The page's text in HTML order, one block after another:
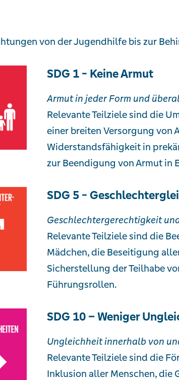
von der Jugendhilfe bis zur
SDG 1 - Keine Armut
Armut in jeder Form und
Relevante Teilziele sind die
einer breiten Versorgung von
Widerstandsfähigkeit in
zur Beendigung von Armut in
SDG 5 -
Geschlechtergerechtigkeit
Relevante Teilziele sind die
Mädchen, die Beseitigung
Sicherstellung der Teilhabe
Führungsrollen.
SDG 10 – Weniger
Ungleichheit innerhalb von
Relevante Teilziele sind die
Inklusion aller Menschen,